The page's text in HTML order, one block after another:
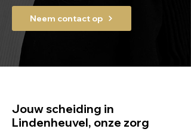
Neem contact op
Jouw scheiding in
Lindenheuvel, onze zorg